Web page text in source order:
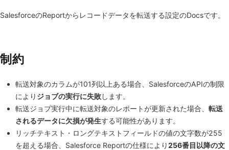
SalesforceのReportからレコードデータを転送する設定のDocsです。
制約
転送対象のカラムが101列以上ある場合、SalesforceのAPIの制限
により ジョブの実行に失敗します。
転送ジョブ実行中に転送対象のレポートが更新された場合、 転送
されるデータに欠損が発生する可能性があります。
リッチテキスト・ロングテキストフィールドの値の文字数が255
を超える場合、Salesforce Reportの仕様により256番目以降の文